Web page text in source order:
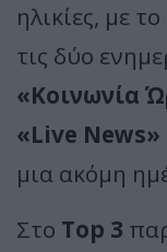
ηλικίες, με το
τις δύο
«Κοινωνία
«Live News»
μια ακόμη
Στο Top 3